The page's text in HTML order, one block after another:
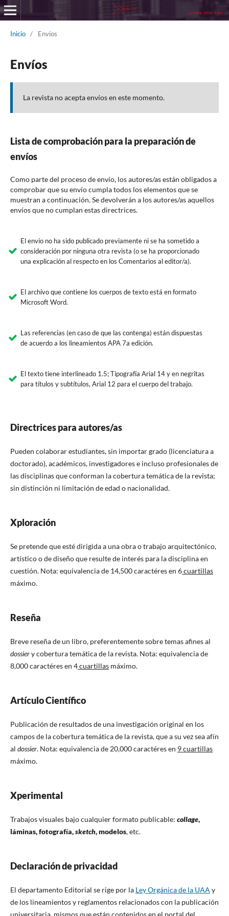
Inicio / Envíos
Envíos
La revista no acepta envíos en este momento.
Lista de comprobación para la preparación de
envíos
Como parte del proceso de envío, los autores/as están obligados a
comprobar que su envío cumpla todos los elementos que se
muestran a continuación. Se devolverán a los autores/as aquellos
envíos que no cumplan estas directrices.
El envío no ha sido publicado previamente ni se ha sometido a
consideración por ninguna otra revista (o se ha proporcionado
una explicación al respecto en los Comentarios al editor/a).
El archivo que contiene los cuerpos de texto está en formato
Microsoft Word.
Las referencias (en caso de que las contenga) están dispuestas
de acuerdo a los lineamientos APA 7a edición.
El texto tiene interlineado 1.5; Tipografía Arial 14 y en negritas
para títulos y subtítulos, Arial 12 para el cuerpo del trabajo.
Directrices para autores/as
Pueden colaborar estudiantes, sin importar grado(licenciatura a
doctorado), académicos, investigadores e incluso profesionales de
las disciplinas que conforman la cobertura temática de la revista;
sin distinción ni limitación de edad o nacionalidad.
Xploración
Se pretende que esté dirigida a una obra o trabajo arquitectónico,
artístico o de diseño que resulte de interés para la disciplina en
cuestión. Nota: equivalencia de 14,500 caractéres en 6cuartillas
máximo.
Reseña
Breve reseña de un libro, preferentemente sobre temas afines al
dossiery cobertura temática de la revista. Nota: equivalencia de
8,000 caractéres en 4cuartillasmáximo.
Artículo Científico
Publicación de resultados de una investigación original en los
campos de la cobertura temática de la revista, que a su vez sea afín
al dossier. Nota: equivalencia de 20,000 caractéres en 9 cuartillas
máximo.
Xperimental
Trabajos visuales bajo cualquier formato publicable: collage,
láminas, fotografía,sketch, modelos, etc.
Declaración de privacidad
El departamento Editorial se rige por la Ley Orgánica de la UAA y
de los lineamientos y reglamentos relacionados con la publicación